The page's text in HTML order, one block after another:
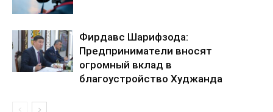
Фирдавс Шарифзода:
Предприниматели вносят
огромный вклад в
благоустройство Худжанда